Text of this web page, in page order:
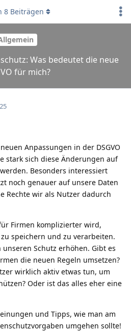
Was bedeutet die neue
für mich?
8Beiträgen
Anpassungen in der DSGVO
stark sich diese Änderungen auf
Besonders interessiert
noch genauer auf unsere Daten
Rechte wir als Nutzer dadurch
Firmen komplizierter wird,
speichern und zu verarbeiten.
Schutz erhöhen. Gibt es
die neuen Regeln umsetzen?
wirklich aktiv etwas tun, um
Oder ist das alles eher eine
und Tipps, wie man am
umgehen sollte!